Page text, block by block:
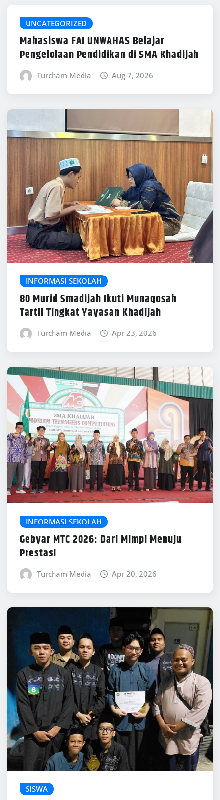
UNCATEGORIZED
Mahasiswa FAI UNWAHAS Belajar
Pengelolaan Pendidikan di SMA Khadijah
Turcham Media Aug 7, 2026
INFORMASI SEKOLAH
80 Murid Smadijah Ikuti Munaqosah
Tartil Tingkat Yayasan Khadijah
Turcham Media Apr 23, 2026
INFORMASI SEKOLAH
Gebyar MTC 2026: Dari Mimpi Menuju
Prestasi
Turcham Media Apr 20, 2026
SISWA